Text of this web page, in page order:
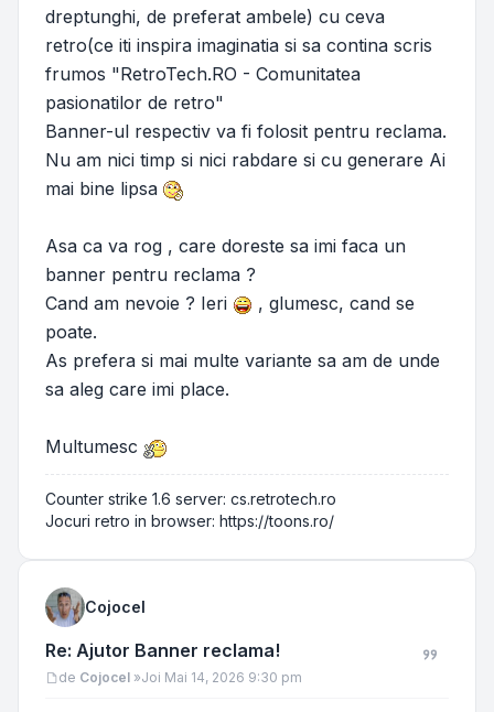
dreptunghi, de preferat ambele) cu ceva
retro(ce iti inspira imaginatia si sa contina scris
frumos "RetroTech.RO - Comunitatea
pasionatilor de retro"
Banner-ul respectiv va fi folosit pentru reclama.
Nu am nici timp si nici rabdare si cu generare Ai
mai bine lipsa
Asa ca va rog , care doreste sa imi faca un
banner pentru reclama ?
Cand am nevoie ? Ieri
, glumesc, cand se
poate.
As prefera si mai multe variante sa am de unde
sa aleg care imi place.
Multumesc
Counter strike 1.6 server: cs.retrotech.ro
Jocuri retro in browser: https://toons.ro/
Cojocel
Re: Ajutor Banner reclama!
Mesaj
de Cojocel »Joi Mai 14, 2026 9:30 pm